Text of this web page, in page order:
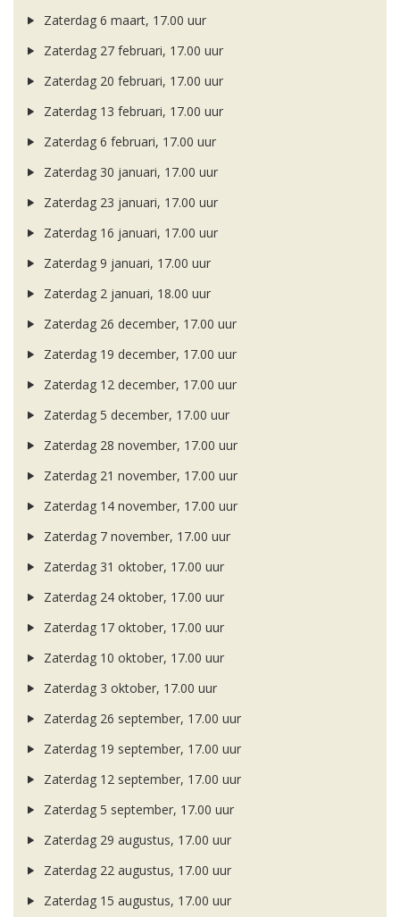
Zaterdag 6 maart, 17.00 uur
Zaterdag 27 februari, 17.00 uur
Zaterdag 20 februari, 17.00 uur
Zaterdag 13 februari, 17.00 uur
Zaterdag 6 februari, 17.00 uur
Zaterdag 30 januari, 17.00 uur
Zaterdag 23 januari, 17.00 uur
Zaterdag 16 januari, 17.00 uur
Zaterdag 9 januari, 17.00 uur
Zaterdag 2 januari, 18.00 uur
Zaterdag 26 december, 17.00 uur
Zaterdag 19 december, 17.00 uur
Zaterdag 12 december, 17.00 uur
Zaterdag 5 december, 17.00 uur
Zaterdag 28 november, 17.00 uur
Zaterdag 21 november, 17.00 uur
Zaterdag 14 november, 17.00 uur
Zaterdag 7 november, 17.00 uur
Zaterdag 31 oktober, 17.00 uur
Zaterdag 24 oktober, 17.00 uur
Zaterdag 17 oktober, 17.00 uur
Zaterdag 10 oktober, 17.00 uur
Zaterdag 3 oktober, 17.00 uur
Zaterdag 26 september, 17.00 uur
Zaterdag 19 september, 17.00 uur
Zaterdag 12 september, 17.00 uur
Zaterdag 5 september, 17.00 uur
Zaterdag 29 augustus, 17.00 uur
Zaterdag 22 augustus, 17.00 uur
Zaterdag 15 augustus, 17.00 uur